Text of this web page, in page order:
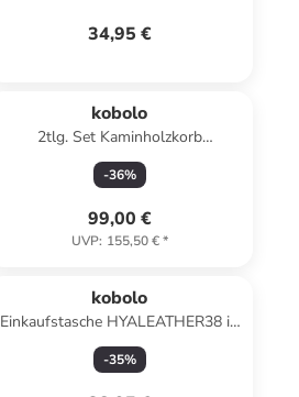
34,95 €
kobolo
2tlg. Set Kaminholzkorb
FIREWDBSK 66 in Grau
-36%
99,00 €
UVP: 155,50 €*
kobolo
Einkaufstasche HYALEATHER38 in
Braun
-35%